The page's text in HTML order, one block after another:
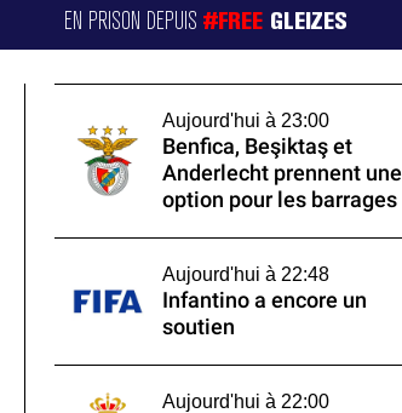
EN PRISON DEPUIS#FREE GLEIZES
Aujourd'hui à 23:00
Benfica, Beşiktaş et
Anderlecht prennent une
option pour les barrages
Aujourd'hui à 22:48
Infantino a encore un
soutien
Aujourd'hui à 22:00